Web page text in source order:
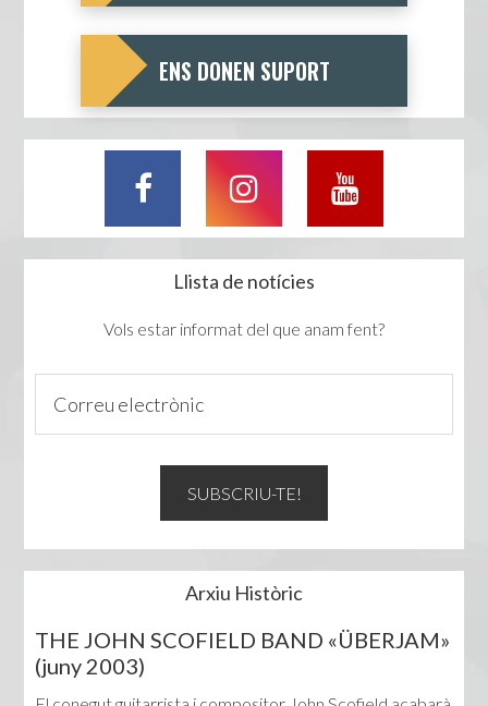
ENS DONEN SUPORT
Llista de notícies
Vols estar informat del que anam fent?
Arxiu Històric
THE JOHN SCOFIELD BAND «ÜBERJAM»
(juny 2003)